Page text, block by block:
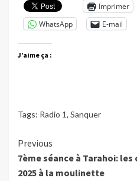
Imprimer
WhatsApp
E-mail
J’aime ça :
Tags: Radio 1, Sanquer
Continue
Reading
Previous
7ème séance à Tarahoi:
2025 à la moulinette